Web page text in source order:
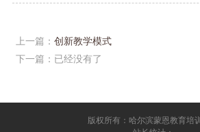
上一篇： 创新教学模式
下一篇：已经没有了
版权所有：哈尔滨蒙恩教育培